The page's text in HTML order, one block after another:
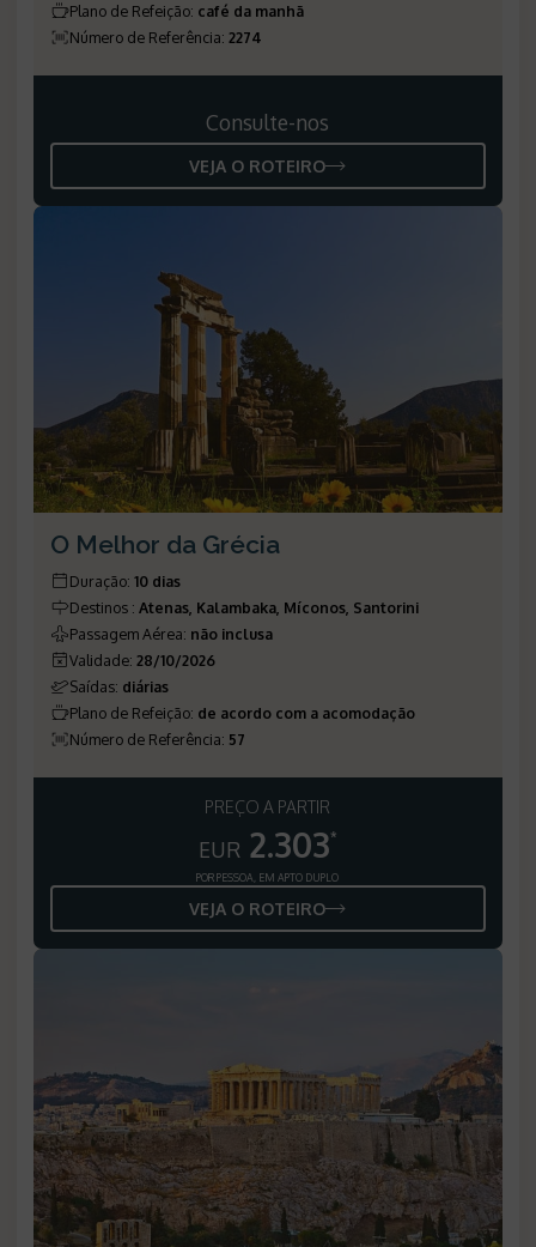
Plano de Refeição: café da manhã
Número de Referência: 2274
Consulte-nos
VEJA O ROTEIRO
O Melhor da Grécia
Duração: 10 dias
Destinos : Atenas, Kalambaka, Míconos, Santorini
Passagem Aérea: não inclusa
Validade: 28/10/2026
Saídas: diárias
Plano de Refeição: de acordo com a acomodação
Número de Referência: 57
PREÇO A PARTIR
EUR 2.303*
POR PESSOA, EM APTO DUPLO
VEJA O ROTEIRO